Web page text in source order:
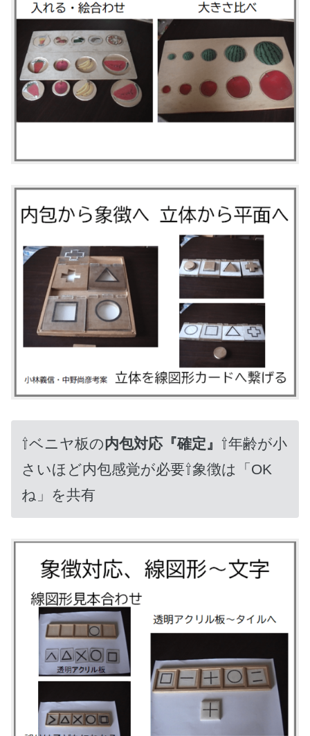
⇧ベニヤ板の内包対応『確定』 ⇧年齢が小
さいほど内包感覚が必要⇧象徴は「OK
ね」を共有